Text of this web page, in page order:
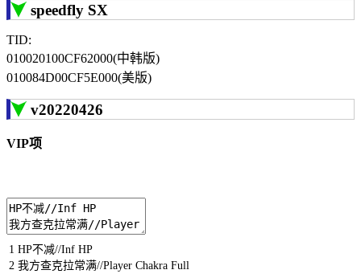
speedfly SX
TID:
010020100CF62000(中韩版)
010084D00CF5E000(美版)
v20220426
VIP项
1
2
HP不减//Inf HP
我方查克拉常满//Player Chakra Full